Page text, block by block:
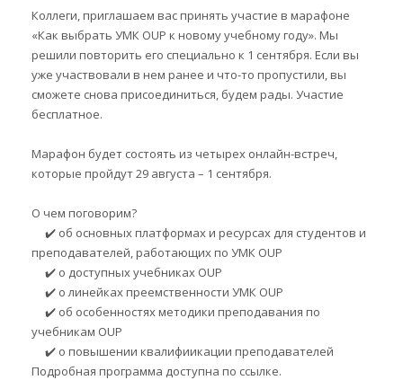
Коллеги, приглашаем вас принять участие в марафоне
«Как выбрать УМК OUP к новому учебному году». Мы
решили повторить его специально к 1 сентября. Если вы
уже участвовали в нем ранее и что-то пропустили, вы
сможете снова присоединиться, будем рады. Участие
бесплатное.
Марафон будет состоять из четырех онлайн-встреч,
которые пройдут 29 августа – 1 сентября.
О чем поговорим?
✔️ об основных платформах и ресурсах для студентов и
преподавателей, работающих по УМК OUP
✔️ о доступных учебниках OUP
✔️ о линейках преемственности УМК OUP
✔️ об особенностях методики преподавания по
учебникам OUP
✔️ о повышении квалифиикации преподавателей
Подробная программа доступна по ссылке.